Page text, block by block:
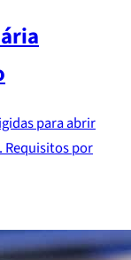
para abrir
por